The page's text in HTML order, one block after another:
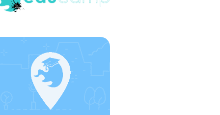
Wie das geht?
Klick hier!